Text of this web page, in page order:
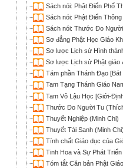
Sách nói: Phật Điển Phổ
Sách nói: Phật Điển
Sách nói: Thước Đo Người
Sơ đẳng Phật Học Giáo
Sơ lược Lịch sử Hình
Sơ lược Lịch sử Phật giáo
Tám phần Thánh Đạo [Bát
Tam Tạng Thánh Giáo
Tam Vô Lậu Học [Giới-
Thước Đo Người Tu
Thuyết Nghiệp (Minh Chi)
Thuyết Tái Sanh (Minh Chi)
Tính chất Giáo dục của
Tinh Hoa và Sự Phát
Tóm tắt Căn bản Phật